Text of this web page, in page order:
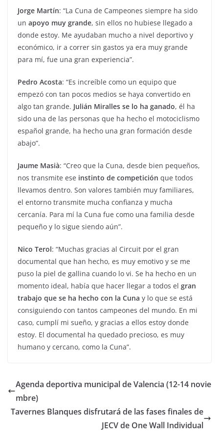
Jorge Martín: “La Cuna de Campeones siempre ha sido
un apoyo muy grande, sin ellos no hubiese llegado a
donde estoy. Me ayudaban mucho a nivel deportivo y
económico, ir a correr sin gastos ya era muy grande
para mí, fue una gran experiencia”.
Pedro Acosta: “Es increíble como un equipo que
empezó con tan pocos medios se haya convertido en
algo tan grande. Julián Miralles se lo ha ganado, él ha
sido una de las personas que ha hecho el motociclismo
español grande, ha hecho una gran formación desde
abajo”.
Jaume Masià: “Creo que la Cuna, desde bien pequeños,
nos transmite ese instinto de competición que todos
llevamos dentro. Son valores también muy familiares,
el entorno transmite mucha confianza y mucha
cercanía. Para mí la Cuna fue como una familia desde
pequeño y lo sigue siendo aún”.
Nico Terol: “Muchas gracias al Circuit por el gran
documental que han hecho, es muy emotivo y se me
puso la piel de gallina cuando lo vi. Se ha hecho en un
momento ideal, había que hacer llegar a todos el gran
trabajo que se ha hecho con la Cuna y lo que se está
consiguiendo con tantos campeones del mundo. En mi
caso, cumplí mi sueño, y gracias a ellos estoy donde
estoy. El documental ha quedado precioso, es muy
humano y cercano, como la Cuna”.
Agenda deportiva municipal de Valencia (12-14 novie
mbre)
Tavernes Blanques disfrutará de las fases finales de
JECV de One Wall Individual